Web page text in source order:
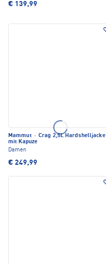
€ 139,99
Mammut · Crag 2,5L Hardshelljacke
mit Kapuze
Damen
€ 249,99